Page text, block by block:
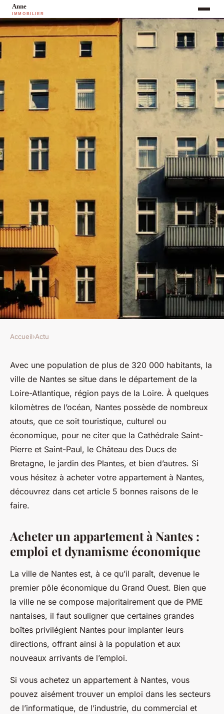
5 bonnes raisons d'acheter un
appartement à Nantes
odette•13 juin 2023•2 min de lecture
Accueil›Actu
Avec une population de plus de 320 000 habitants, la
ville de Nantes se situe dans le département de la
Loire-Atlantique, région pays de la Loire. À quelques
kilomètres de l’océan, Nantes possède de nombreux
atouts, que ce soit touristique, culturel ou
économique, pour ne citer que la Cathédrale Saint-
Pierre et Saint-Paul, le Château des Ducs de
Bretagne, le jardin des Plantes, et bien d’autres. Si
vous hésitez à acheter votre appartement à Nantes,
découvrez dans cet article 5 bonnes raisons de le
faire.
Acheter un appartement à Nantes :
emploi et dynamisme économique
La ville de Nantes est, à ce qu’il paraît, devenue le
premier pôle économique du Grand Ouest. Bien que
la ville ne se compose majoritairement que de PME
nantaises, il faut souligner que certaines grandes
boîtes privilégient Nantes pour implanter leurs
directions, offrant ainsi à la population et aux
nouveaux arrivants de l’emploi.
Si vous achetez un appartement à Nantes, vous
pouvez aisément trouver un emploi dans les secteurs
de l’informatique, de l’industrie, du commercial et